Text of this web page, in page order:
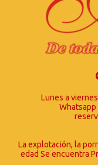
Lunes a
La explotación, la
edad Se encuentra